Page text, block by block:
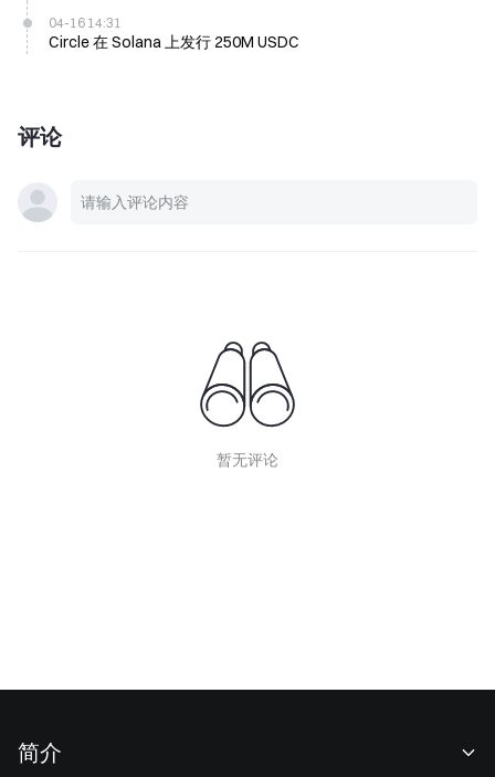
04-16 14:31
Circle 在 Solana 上发行 250M USDC
评论
暂无评论
简介